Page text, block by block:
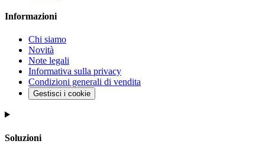
Informazioni
Chi siamo
Novità
Note legali
Informativa sulla privacy
Condizioni generali di vendita
Gestisci i cookie
Soluzioni